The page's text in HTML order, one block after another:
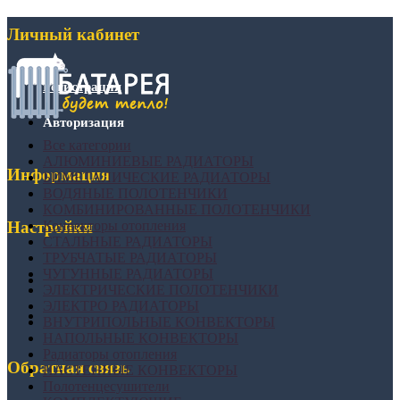
Личный кабинет
Регистрация
Авторизация
Информация
Настройки
Обратная связь
БИМЕТАЛИЧЕСКИЕ РАДИАТОРЫ
Конвекторы отопления
СТАЛЬНЫЕ РАДИАТОРЫ
НАСТЕННЫЕ КОНВЕКТОРЫ